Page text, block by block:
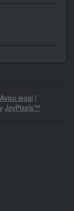
Aviso legal |
JoyPixels™